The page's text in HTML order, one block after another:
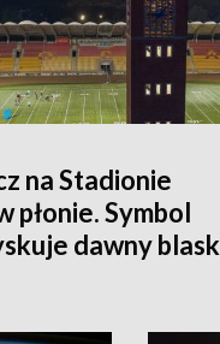
na Stadionie
płonie. Symbol
dawny blask